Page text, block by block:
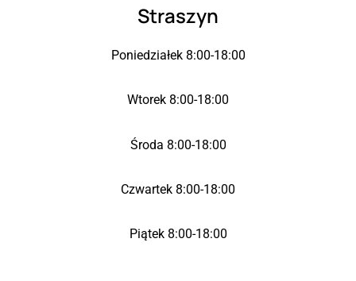
Straszyn
Poniedziałek 8:00-18:00
Wtorek 8:00-18:00
Środa 8:00-18:00
Czwartek 8:00-18:00
Piątek 8:00-18:00